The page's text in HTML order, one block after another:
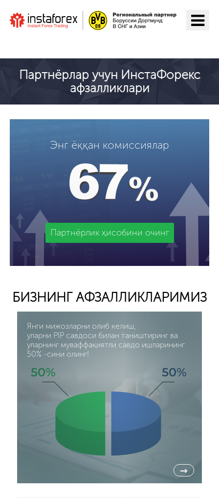
Партнёрлар учун ИнстаФорекс
афзалликлари
Энг ёққан комиссиялар
Партнёрлик ҳисобини очинг
БИЗНИНГ АФЗАЛЛИКЛАРИМИЗ
Янги мижозларни олиб келиш,
уларни PIP савдоси билан таништиринг ва
уларнинг муваффақиятли савдо ишларининг
50% -сини олинг!
→